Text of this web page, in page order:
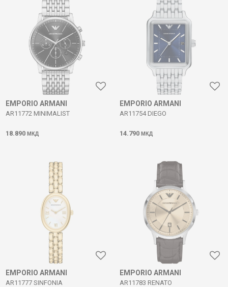
EMPORIO ARMANI
AR11772 MINIMALIST
18.890 МКД
EMPORIO ARMANI
AR11754 DIEGO
14.790 МКД
EMPORIO ARMANI
AR11777 SINFONIA
EMPORIO ARMANI
AR11783 RENATO